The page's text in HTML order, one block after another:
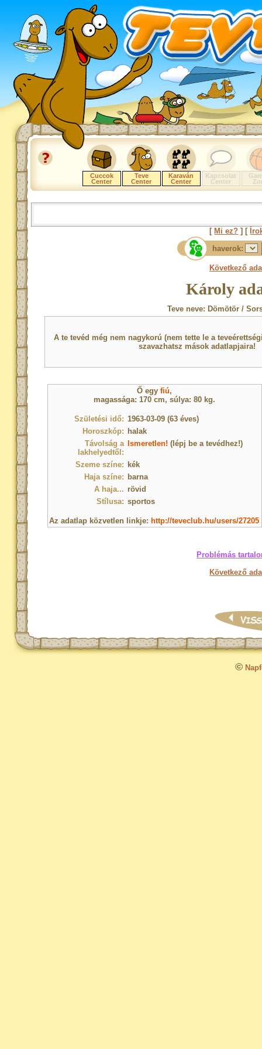
Cuccok
Center
Teve
Center
Karaván
Center
Kapcsolat
Center
[ Mi ez? ] [
haverok:
Következő
Károly
Teve neve: Dömötör /
A te tevéd még nem nagykorú (nem tette le a
szavazhatsz mások adatlapjaira!
Ő egy fiú,
magassága: 170 cm, súlya: 80 kg.
Születési idő: 1963-03-09 (63 éves)
Horoszkóp: halak
Távolság a
lakhelyedtől:
Ismeretlen! (lépj be a tevédhez!)
Szeme színe: kék
Haja színe: barna
A haja... rövid
Stílusa: sportos
Az adatlap közvetlen linkje: http://teveclub.hu/users/27205
Problémás
Következő
©